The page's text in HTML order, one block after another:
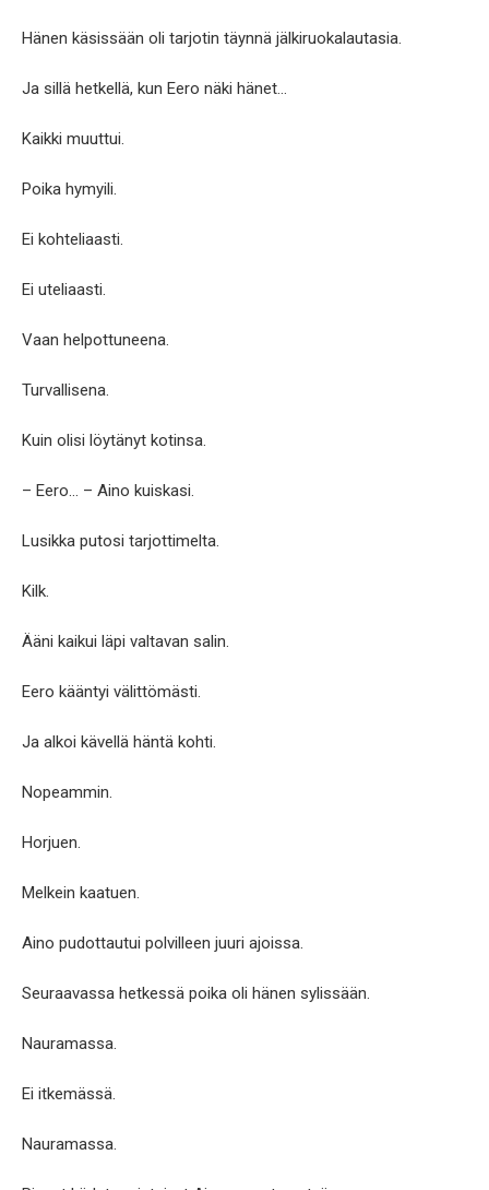
Hänen käsissään oli tarjotin täynnä jälkiruokalautasia.
Ja sillä hetkellä, kun Eero näki hänet…
Kaikki muuttui.
Poika hymyili.
Ei kohteliaasti.
Ei uteliaasti.
Vaan helpottuneena.
Turvallisena.
Kuin olisi löytänyt kotinsa.
– Eero… – Aino kuiskasi.
Lusikka putosi tarjottimelta.
Kilk.
Ääni kaikui läpi valtavan salin.
Eero kääntyi välittömästi.
Ja alkoi kävellä häntä kohti.
Nopeammin.
Horjuen.
Melkein kaatuen.
Aino pudottautui polvilleen juuri ajoissa.
Seuraavassa hetkessä poika oli hänen sylissään.
Nauramassa.
Ei itkemässä.
Nauramassa.